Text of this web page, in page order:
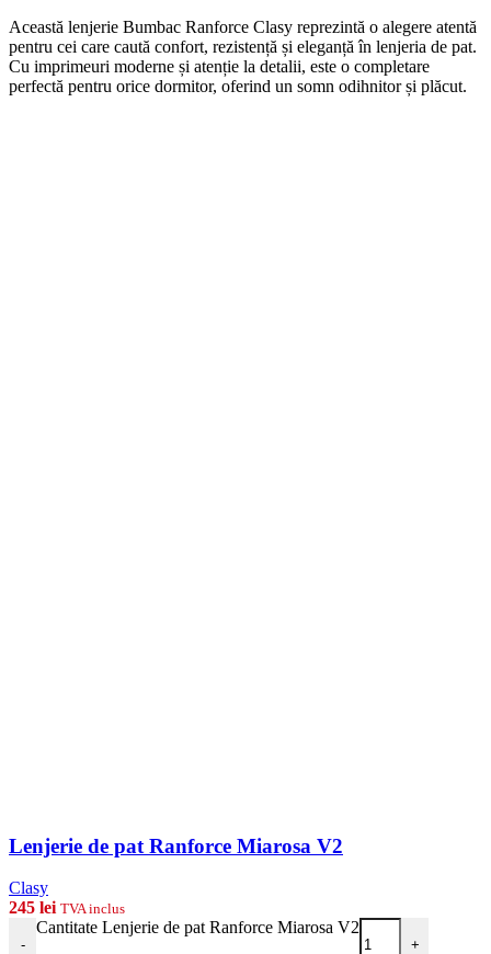
Această lenjerie Bumbac Ranforce Clasy reprezintă o alegere atentă
pentru cei care caută confort, rezistență și eleganță în lenjeria de pat.
Cu imprimeuri moderne și atenție la detalii, este o completare
perfectă pentru orice dormitor, oferind un somn odihnitor și plăcut.
Lenjerie de pat Ranforce Miarosa V2
Clasy
245 lei TVA inclus
-
Cantitate Lenjerie de pat Ranforce Miarosa V2
+